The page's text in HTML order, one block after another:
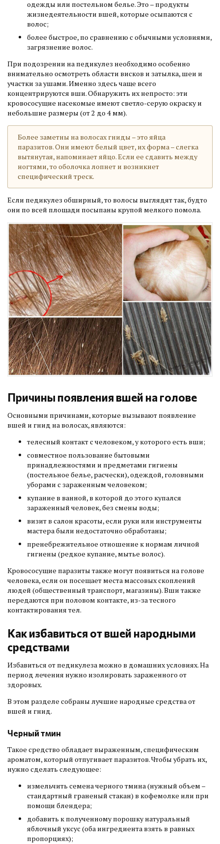
одежды или постельном белье. Это – продукты
жизнедеятельности вшей, которые осыпаются с
волос;
более быстрое, по сравнению с обычными условиями,
загрязнение волос.
При подозрении на педикулез необходимо особенно
внимательно осмотреть области висков и затылка, шеи и
участки за ушами. Именно здесь чаще всего
концентрируются вши. Обнаружить их непросто: эти
кровососущие насекомые имеют светло-серую окраску и
небольшие размеры (от 2 до 4 мм).
Более заметны на волосах гниды – это яйца
паразитов. Они имеют белый цвет, их форма – слегка
вытянутая, напоминает яйцо. Если ее сдавить между
ногтями, то оболочка лопнет и возникнет
специфический треск.
Если педикулез обширный, то волосы выглядят так, будто
они по всей площади посыпаны крупой мелкого помола.
Причины появления вшей на голове
Основными причинами, которые вызывают появление
вшей и гнид на волосах, являются:
телесный контакт с человеком, у которого есть вши;
совместное пользование бытовыми
принадлежностями и предметами гигиены
(постельное белье, расчески), одеждой, головными
уборами с зараженным человеком;
купание в ванной, в которой до этого купался
зараженный человек, без смены воды;
визит в салон красоты, если руки или инструменты
мастера были недостаточно обработаны;
пренебрежительное отношение к нормам личной
гигиены (редкое купание, мытье волос).
Кровососущие паразиты также могут появиться на голове
человека, если он посещает места массовых скоплений
людей (общественный транспорт, магазины). Вши также
передаются при половом контакте, из-за тесного
контактирования тел.
Как избавиться от вшей народными
средствами
Избавиться от педикулеза можно в домашних условиях. На
период лечения нужно изолировать зараженного от
здоровых.
В этом разделе собраны лучшие народные средства от
вшей и гнид.
Черный тмин
Такое средство обладает выраженным, специфическим
ароматом, который отпугивает паразитов. Чтобы убрать их,
нужно сделать следующее:
измельчить семена черного тмина (нужный объем –
стандартный граненый стакан) в кофемолке или при
помощи блендера;
добавить к полученному порошку натуральный
яблочный уксус (оба ингредиента взять в равных
пропорциях);